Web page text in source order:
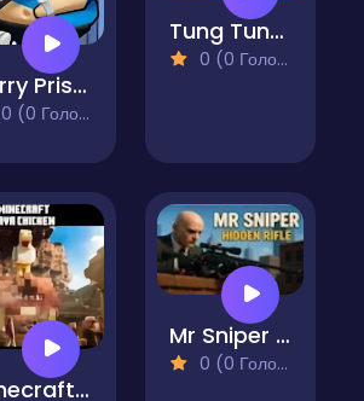
Barry Prison - The Game
0 (0 Голосів)
Tung Tung Sahur Bike Stunt
0 (0 Голосів)
Minecraft Lava Chicken
Mr Sniper Hidden Rifle
0 (0 Голосів)